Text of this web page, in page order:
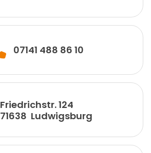
07141 488 86 10
Friedrichstr. 124
71638 Ludwigsburg